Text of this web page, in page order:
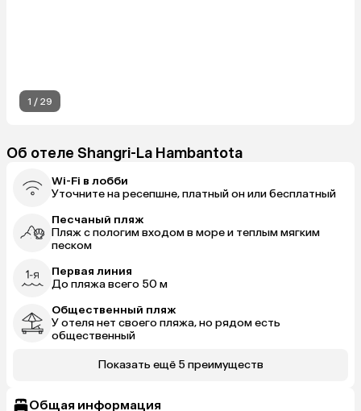
1 / 29
Об отеле Shangri-La Hambantota
Wi-Fi в лобби
Уточните на ресепшне, платный он или бесплатный
Песчаный пляж
Пляж с пологим входом в море и теплым мягким
песком
Первая линия
До пляжа всего 50 м
Общественный пляж
У отеля нет своего пляжа, но рядом есть
общественный
Показать ещё 5 преимуществ
Общая информация